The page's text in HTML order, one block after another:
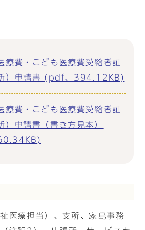
療費・こども医療費受給者証
）申請書 (pdf、394.12KB)
療費・こども医療費受給者証
）申請書（書き方見本）
医療担当）、支所、家島事務